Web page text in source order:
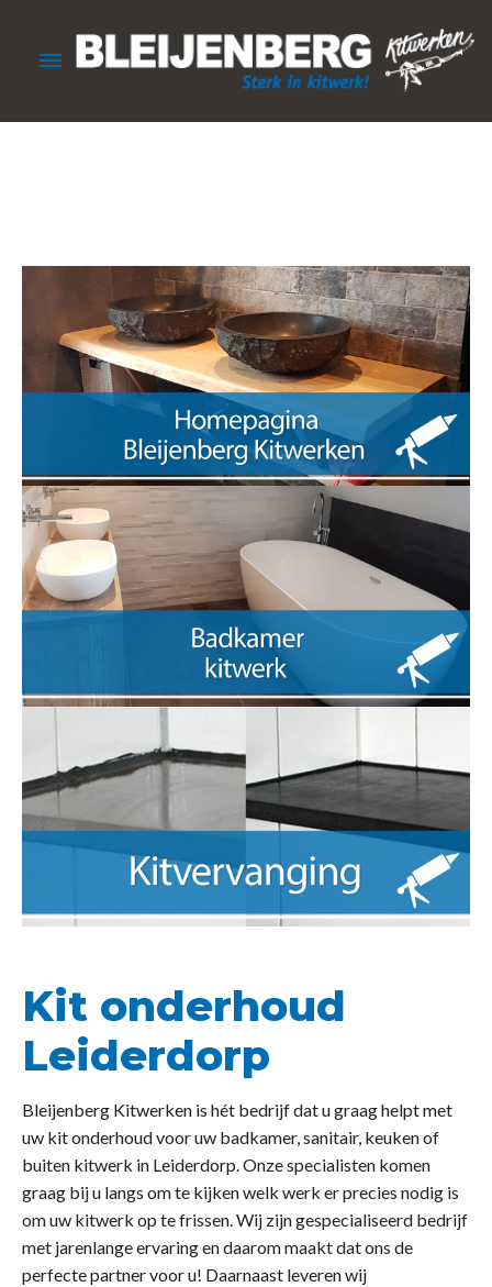
Kit onderhoud
Leiderdorp
Bleijenberg Kitwerken is hét bedrijf dat u graag helpt met
uw kit onderhoud voor uw badkamer, sanitair, keuken of
buiten kitwerk in Leiderdorp. Onze specialisten komen
graag bij u langs om te kijken welk werk er precies nodig is
om uw kitwerk op te frissen. Wij zijn gespecialiseerd bedrijf
met jarenlange ervaring en daarom maakt dat ons de
perfecte partner voor u! Daarnaast leveren wij